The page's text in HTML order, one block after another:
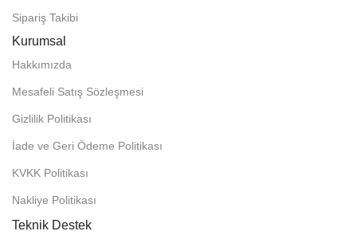
Sipariş Takibi
Kurumsal
Hakkımızda
Mesafeli Satış Sözleşmesi
Gizlilik Politikası
İade ve Geri Ödeme Politikası
KVKK Politikası
Nakliye Politikası
Teknik Destek